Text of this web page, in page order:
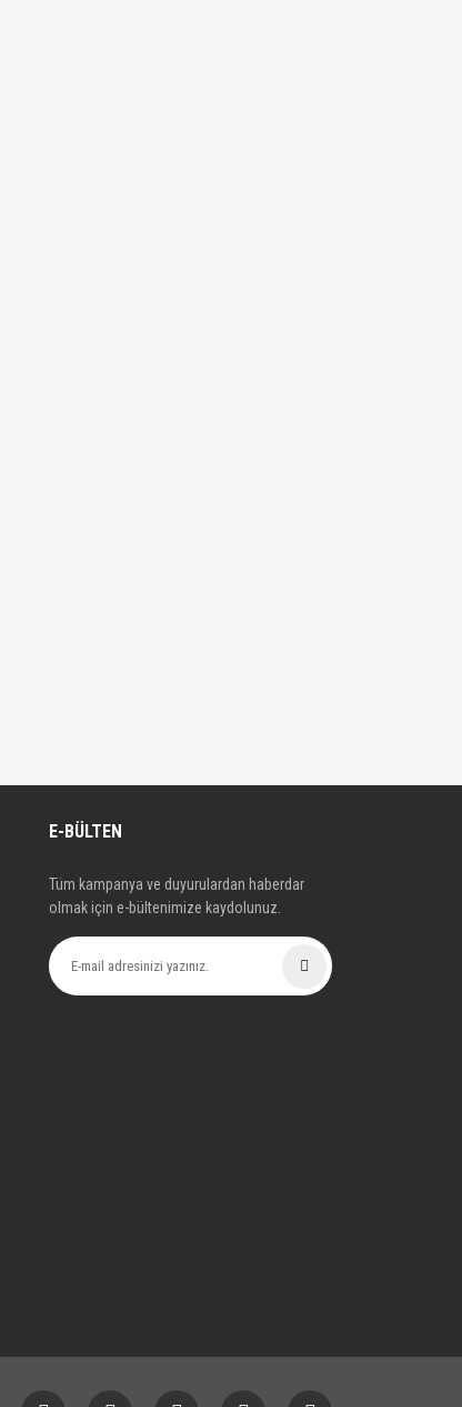
E-BÜLTEN
Tüm kampanya ve duyurulardan haberdar
olmak için e-bültenimize kaydolunuz.